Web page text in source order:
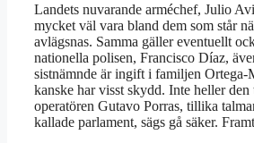
Landets nuvarande arméchef, Julio
mycket väl vara bland dem som står
avlägsnas. Samma gäller eventuellt
nationella polisen, Francisco Díaz,
sistnämnde är ingift i familjen Ortega-
kanske har visst skydd. Inte heller
operatören Gutavo Porras, tillika
kallade parlament, sägs gå säker.